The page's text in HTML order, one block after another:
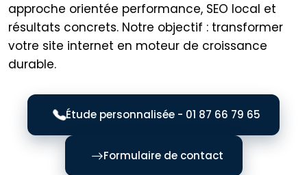
approche orientée performance, SEO local et
résultats concrets. Notre objectif : transformer
votre site internet en moteur de croissance
durable.
Étude personnalisée - 01 87 66 79 65
Formulaire de contact